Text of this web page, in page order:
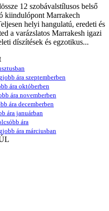
12 szobávalstílusos belső
kiindulópont Marrakech
helyi hangulatú, eredeti és
a varázslatos Marrakesh igazi
díszítések és egzotikus...
ára szeptemberben
ára októberben
ára novemberben
ára decemberben
ára januárban
ára
ára márciusban